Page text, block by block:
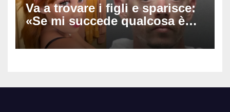
Va a trovare i figli e sparisce:
«Se mi succede qualcosa è
stato lui», Tatiana McIntyre
trovata morta a Fresno